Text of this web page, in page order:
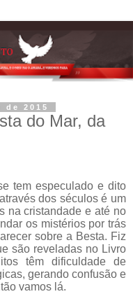
de 2015
do Mar, da
tem especulado e dito
dos séculos é um
na cristandade e até no
os mistérios por trás
sobre a Besta. Fiz
são reveladas no Livro
têm dificuldade de
gerando confusão e
vamos lá.